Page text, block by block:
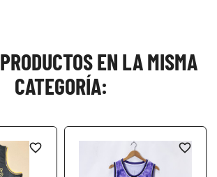
EN LA MISMA
CATEGORÍA:
favorite_border favorite_border